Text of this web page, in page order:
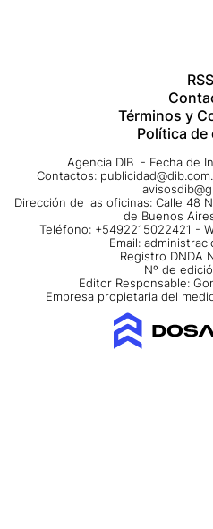
RSS
Términos y
Política de
Agencia DIB - Fecha de
Contactos:
Dirección de las oficinas: Calle 48
de Buenos
Teléfono: +5492215022421 -
Email:
Registro DNDA
Nº de
Editor Responsable:
Empresa propietaria del